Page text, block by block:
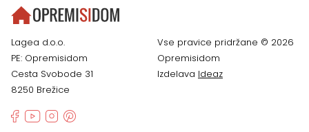
Lagea d.o.o.
PE: Opremisidom
Cesta Svobode 31
8250 Brežice
Vse pravice pridržane © 2026
Opremisidom
Izdelava Ideaz